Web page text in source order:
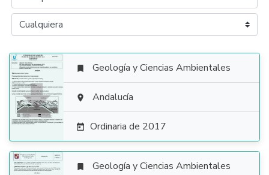

 Geología y Ciencias Ambientales
 Andalucía
 Ordinaria de 2017
 Geología y Ciencias Ambientales